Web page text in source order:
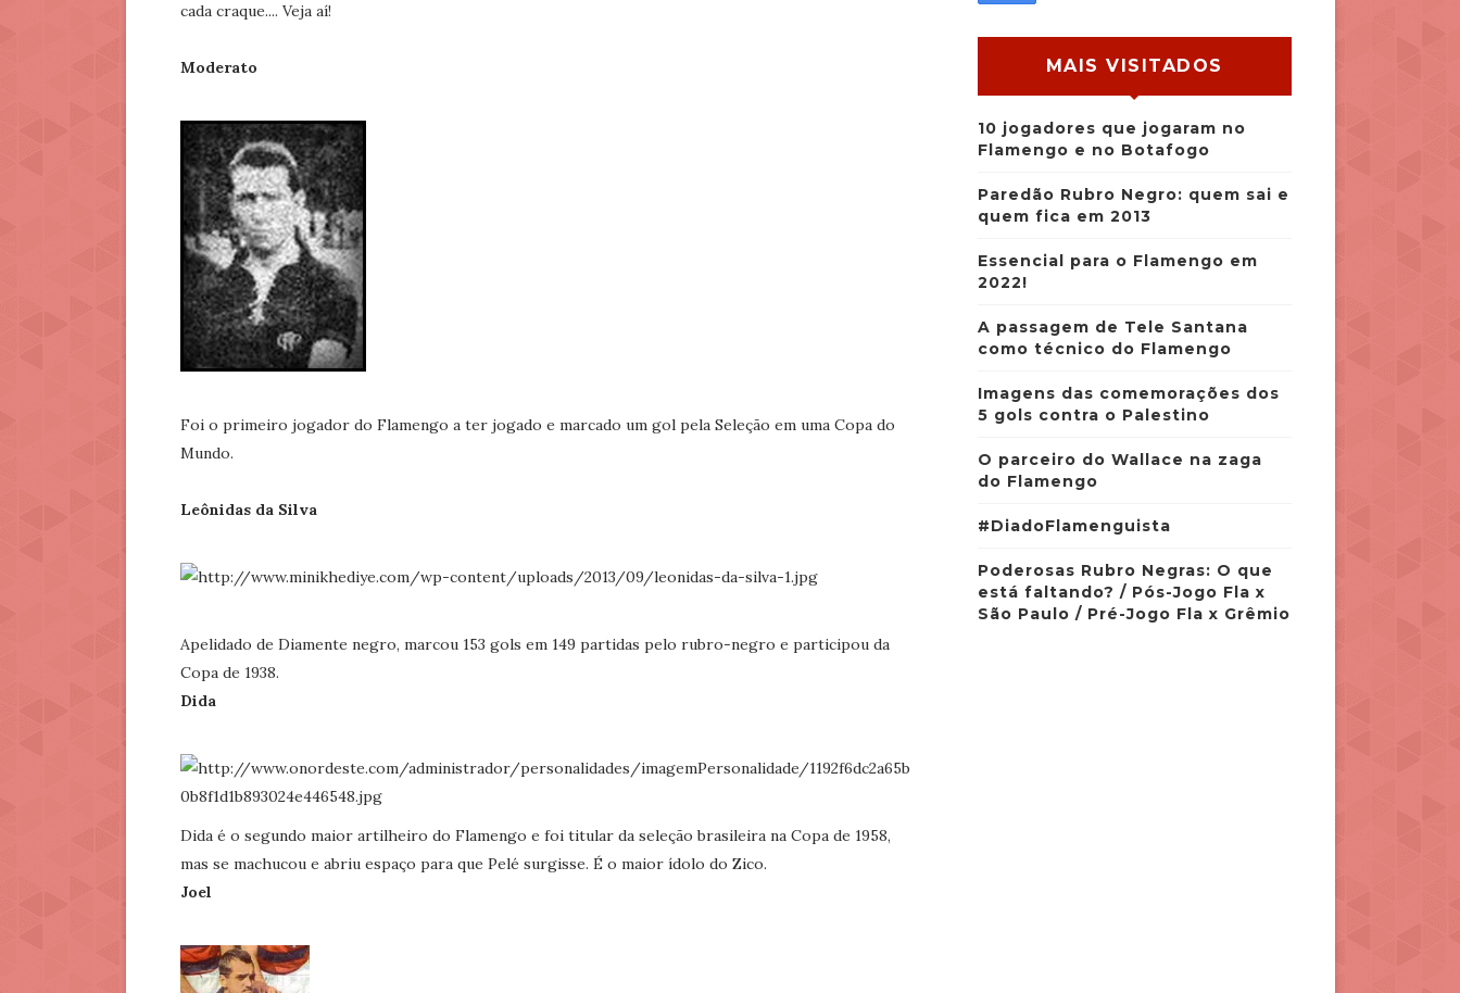
cada craque.... Veja aí!
Moderato
Foi o primeiro jogador do Flamengo a ter jogado e marcado um gol pela Seleção em uma Copa do
Mundo.
Leônidas da Silva
Apelidado de Diamente negro, marcou 153 gols em 149 partidas pelo rubro-negro e participou da
Copa de 1938.
Dida
Dida é o segundo maior artilheiro do Flamengo e foi titular da seleção brasileira na Copa de 1958,
mas se machucou e abriu espaço para que Pelé surgisse. É o maior ídolo do Zico.
Joel
MAIS VISITADOS
10 jogadores que jogaram no
Flamengo e no Botafogo
Paredão Rubro Negro: quem sai e
quem fica em 2013
Essencial para o Flamengo em
2022!
A passagem de Tele Santana
como técnico do Flamengo
Imagens das comemorações dos
5 gols contra o Palestino
O parceiro do Wallace na zaga
do Flamengo
#DiadoFlamenguista
Poderosas Rubro Negras: O que
está faltando? / Pós-Jogo Fla x
São Paulo / Pré-Jogo Fla x Grêmio